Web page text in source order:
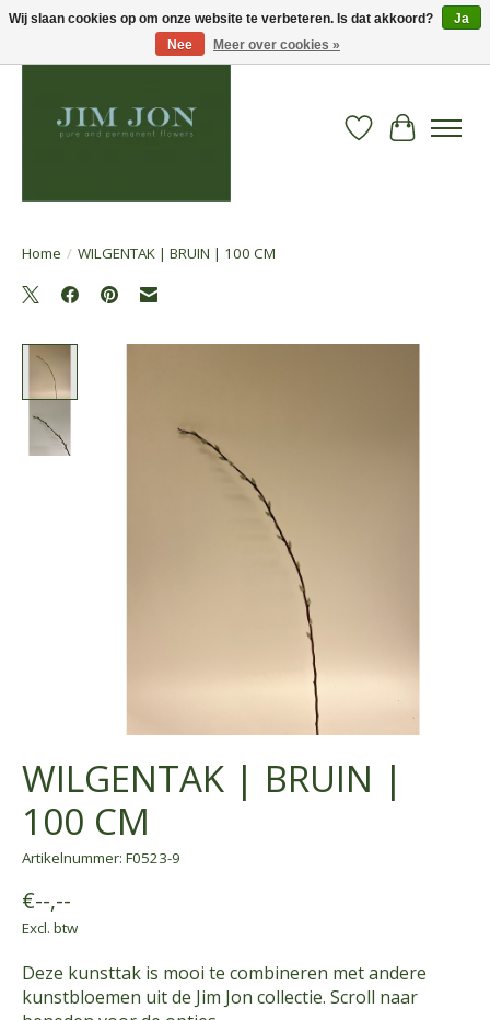
Verlanglijst
Home / WILGENTAK | BRUIN | 100 CM
WILGENTAK | BRUIN |
100 CM
Artikelnummer: F0523-9
€--,--
Excl. btw
Deze kunsttak is mooi te combineren met andere
kunstbloemen uit de Jim Jon collectie. Scroll naar
Wij slaan cookies op om onze website te verbeteren. Is dat akkoord?
Ja
Nee
Meer over cookies »